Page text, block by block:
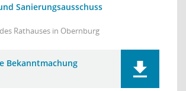
Sanierungsausschuss
Rathauses in Obernburg
Bekanntmachung